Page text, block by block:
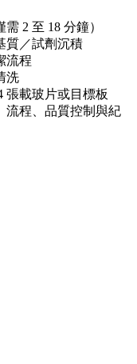
2 至 18 分鐘）
質／試劑沉積
流程
洗
張載玻片或目標板
程、品質控制與紀